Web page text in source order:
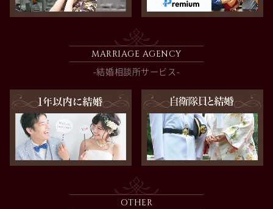
MARRIAGE AGENCY
-結婚相談所サービス-
OTHER